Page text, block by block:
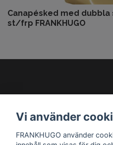
Canapésked med dubbla
st/frp FRANKHUGO
Om oss
Vi använder
FRANKHUGO använder